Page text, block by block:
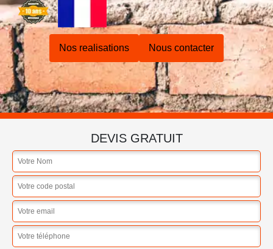
Nos realisations Nous contacter
DEVIS GRATUIT